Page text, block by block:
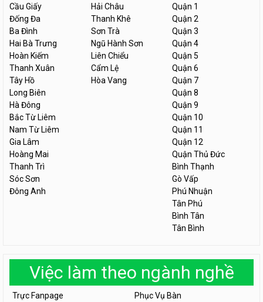
Cầu Giấy
Đống Đa
Ba Đình
Hai Bà Trưng
Hoàn Kiếm
Thanh Xuân
Tây Hồ
Long Biên
Hà Đông
Bắc Từ Liêm
Nam Từ Liêm
Gia Lâm
Hoàng Mai
Thanh Trì
Sóc Sơn
Đông Anh
Hải Châu
Thanh Khê
Sơn Trà
Ngũ Hành Sơn
Liên Chiểu
Cẩm Lệ
Hòa Vang
Quận 1
Quận 2
Quận 3
Quận 4
Quận 5
Quận 6
Quận 7
Quận 8
Quận 9
Quận 10
Quận 11
Quận 12
Quận Thủ Đức
Bình Thạnh
Gò Vấp
Phú Nhuận
Tân Phú
Bình Tân
Tân Bình
Việc làm theo ngành nghề
Trực Fanpage
Phục Vụ Bàn